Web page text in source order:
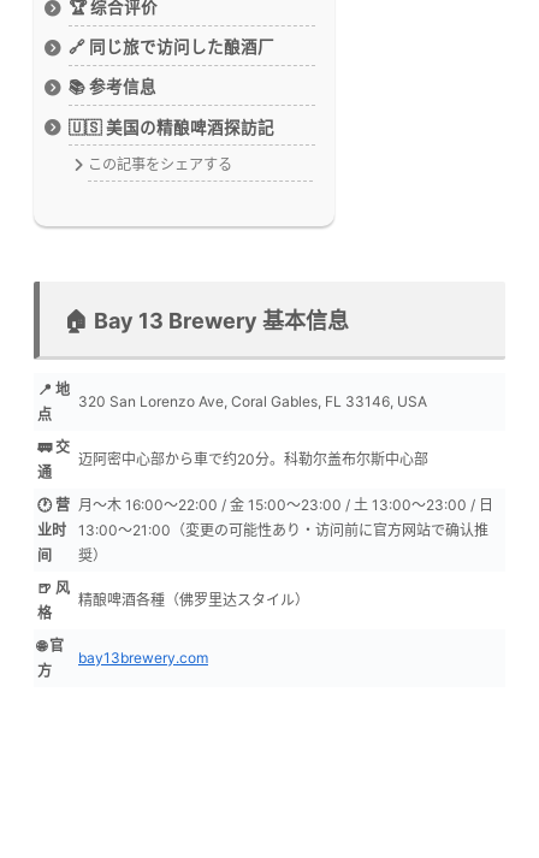
🏆 综合评价
🔗 同じ旅で访问した酿酒厂
📚 参考信息
🇺🇸 美国の精酿啤酒探訪記
この記事をシェアする
🏠 Bay 13 Brewery 基本信息
📍 地
点
320 San Lorenzo Ave, Coral Gables, FL 33146, USA
🚃 交
通
迈阿密中心部から車で约20分。科勒尔盖布尔斯中心部
🕐 营
业时
间
月〜木 16:00〜22:00 / 金 15:00〜23:00 / 土 13:00〜23:00 / 日
13:00〜21:00（変更の可能性あり・访问前に官方网站で确认推
奨）
🍺 风
格
精酿啤酒各種（佛罗里达スタイル）
🌐 官
方
bay13brewery.com